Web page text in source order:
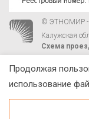
© ЭТНОМИР -
Калужская
Схема
Продолжая
использование